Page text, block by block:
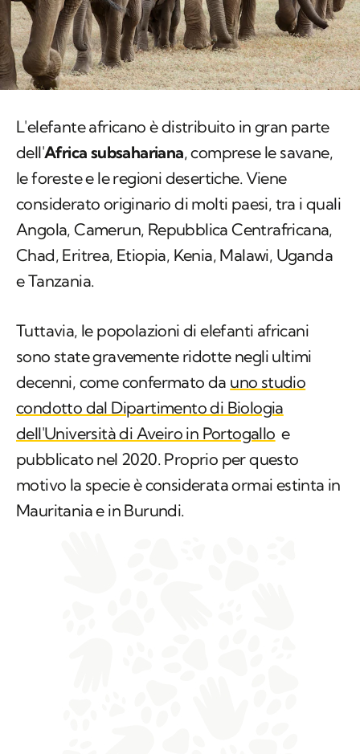
L'elefante africano è distribuito in gran parte
dell'Africa subsahariana, comprese le savane,
le foreste e le regioni desertiche. Viene
considerato originario di molti paesi, tra i quali
Angola, Camerun, Repubblica Centrafricana,
Chad, Eritrea, Etiopia, Kenia, Malawi, Uganda
e Tanzania.
Tuttavia, le popolazioni di elefanti africani
sono state gravemente ridotte negli ultimi
decenni, come confermato da uno studio
condotto dal Dipartimento di Biologia
dell'Università di Aveiro in Portogallo e
pubblicato nel 2020. Proprio per questo
motivo la specie è considerata ormai estinta in
Mauritania e in Burundi.